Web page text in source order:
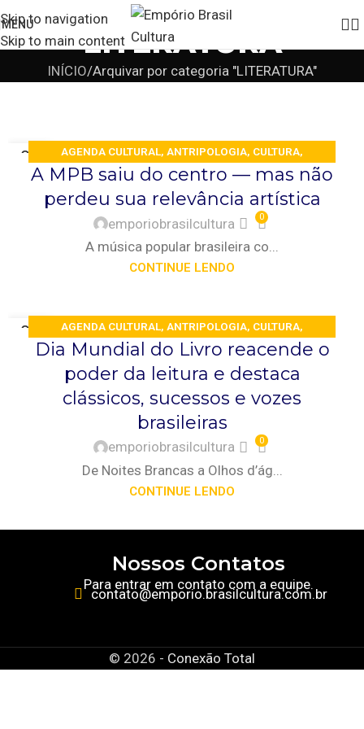
Skip to navigation
Skip to main content
MENU LITERATURA
INÍCIO Arquivar por categoria "LITERATURA"
07
MAIO
AGENDA CULTURAL, ANTRIPOLOGIA, CULTURA,
DESTAQUES, HISTÓRIA,LITERATURA ,MÚSICA ,
SOCIEDADE
,SOCIOLOGIA,TURISMO
A MPB saiu do centro — mas não
perdeu sua relevância artística
emporiobrasilcultura 0
A música popular brasileira co...
CONTINUE LENDO
07
MAIO
AGENDA CULTURAL, ANTRIPOLOGIA, CULTURA,
DESTAQUES ,HISTÓRIA LITERATURA,MÚSICA
SOCIEDADE
,SOCIOLOGIA, TURISMO
Dia Mundial do Livro reacende o
poder da leitura e destaca
clássicos, sucessos e vozes
brasileiras
emporiobrasilcultura 0
De Noites Brancas a Olhos d’ág...
CONTINUE LENDO
Nossos Contatos
Para entrar em contato com a equipe.
contato@emporio.brasilcultura.com.br
© 2026 - Conexão Total